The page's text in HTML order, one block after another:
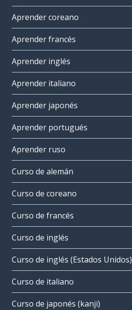
Aprender coreano
Aprender francés
Aprender inglés
Aprender italiano
Aprender japonés
Aprender portugués
Aprender ruso
Curso de alemán
Curso de coreano
Curso de francés
Curso de inglés
Curso de inglés (Estados Unidos)
Curso de italiano
Curso de japonés (kanji)